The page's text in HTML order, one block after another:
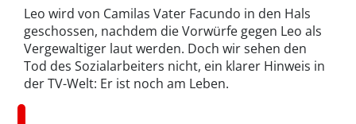
Leo wird von Camilas Vater Facundo in den Hals
geschossen, nachdem die Vorwürfe gegen Leo als
Vergewaltiger laut werden. Doch wir sehen den
Tod des Sozialarbeiters nicht, ein klarer Hinweis in
der TV-Welt: Er ist noch am Leben.